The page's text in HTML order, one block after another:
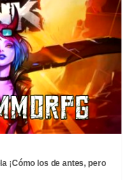
¡Cómo los de antes, pero